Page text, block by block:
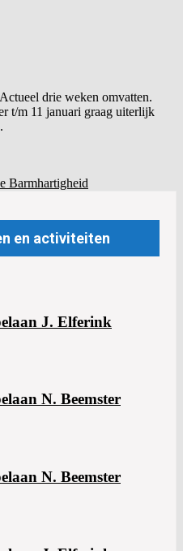
drie weken omvatten.
t/m 11 januari graag uiterlijk
Barmhartigheid
en activiteiten
J. Elferink
N. Beemster
N. Beemster